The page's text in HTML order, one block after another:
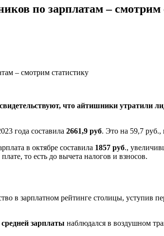
по зарплатам – смотрим
что айтишники утратили
года составила 2661,9 руб. Это на 59,7
в октябре составила 1857 руб.,
то есть до вычета налогов и взносов.
в зарплатном рейтинге столицы, уступив
зарплаты наблюдался в воздушном